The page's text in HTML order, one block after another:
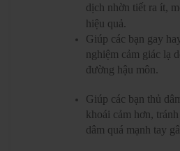
dịch nhờn tiết ra ít,
hiệu quả.
Giúp các bạn gay
nghiệm cảm giác lạ
đường hậu môn.
Giúp các bạn thủ
khoái cảm hơn,
dâm quá mạnh tay